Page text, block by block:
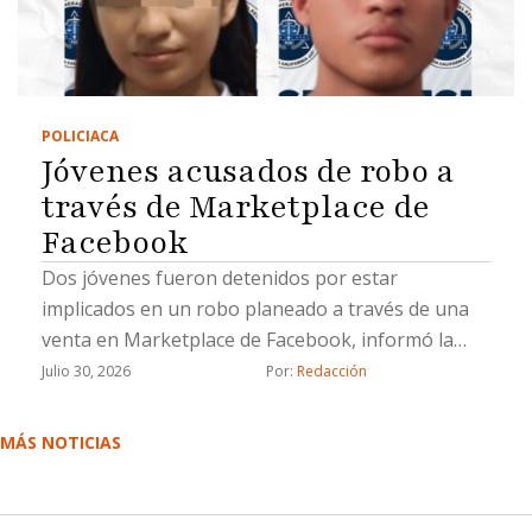
POLICIACA
Jóvenes acusados de robo a
través de Marketplace de
Facebook
Dos jóvenes fueron detenidos por estar
implicados en un robo planeado a través de una
venta en Marketplace de Facebook, informó la
Fiscalía General del Estado (FGE).La Fiscalía
“N”, por su probable responsabilidad en el delito
acuerdo con la investigación, el 21 de marzo de
Julio 30, 2026 Por: Redacción
MÁS NOTICIAS